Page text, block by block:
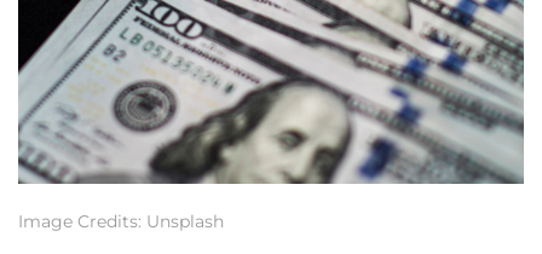
Image Credits: Unsplash